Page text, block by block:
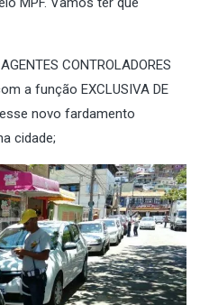
CONTROLADORES
a função EXCLUSIVA DE
esse novo fardamento
cidade;